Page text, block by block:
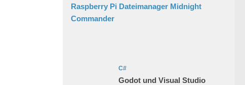
Raspberry Pi Dateimanager Midnight
Commander
C#
Godot und Visual Studio